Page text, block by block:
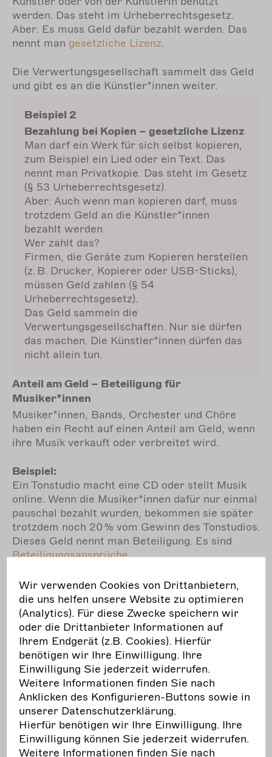
werden. Das steht im Urheberrechtsgesetz.
Aber: Es muss Geld dafür bezahlt werden. Das
nennt man gesetzliche Lizenz.
Die Verwertungsgesellschaft sammelt das Geld
und gibt es an die Künstler*innen weiter.
Beispiel 2
Bezahlung bei Kopien – gesetzliche Lizenz
Man darf ein Werk für sich selbst kopieren,
zum Beispiel ein Lied oder ein Text. Das
nennt man Privatkopie. Das steht im Gesetz
(§ 53 Urheberrechtsgesetz).
Aber: Auch wenn man kopieren darf, muss
trotzdem Geld an die Künstler*innen
bezahlt werden.
Wer zahlt das?
Firmen, die Geräte zum Kopieren herstellen
(z. B. Drucker, Kopierer oder USB-Sticks),
müssen Geld zahlen (§ 54
Urheberrechtsgesetz).
Das Geld sammeln die
Verwertungsgesellschaften. Nur sie dürfen
das machen. Die Künstler*innen dürfen das
nicht allein tun.
Anteil am Geld – Beteiligung für
Musiker*innen
Musiker*innen, Bands, Orchester und Chöre
haben ein Recht auf einen Anteil am Geld, wenn
ihre Musik verkauft oder verbreitet wird.
Beispiel:
Ein Tonstudio macht eine CD oder stellt Musik
online. Wenn die Musiker*innen dafür nur einmal
pauschal bezahlt wurden, bekommen sie später
trotzdem noch 20 % vom Gewinn des Tonstudios.
Dieses Geld nennt man Beteiligung. Es sind
Beteiligungsansprüche.
Wichtig:
Nur die Verwertungsgesellschaft darf dieses
Geld aus den Beteiligungsansprüchen
einsammeln. Die Musiker*innen dürfen das nicht
selbst machen.
Finanzierung der
Verwaltungsgesellschaften
Woher kommt das Geld für die
Wir verwenden Cookies von Drittanbietern,
die uns helfen unsere Website zu optimieren
(Analytics). Für diese Zwecke speichern wir
oder die Drittanbieter Informationen auf
Ihrem Endgerät (z.B. Cookies). Hierfür
benötigen wir Ihre Einwilligung. Ihre
Einwilligung Sie jederzeit widerrufen.
Weitere Informationen finden Sie nach
Anklicken des Konfigurieren-Buttons sowie in
unserer Datenschutzerklärung.
Hierfür benötigen wir Ihre Einwilligung. Ihre
Einwilligung können Sie jederzeit widerrufen.
Weitere Informationen finden Sie nach